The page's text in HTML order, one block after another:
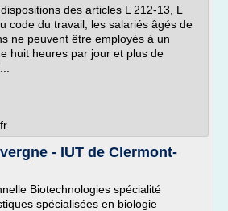
des articles L 212-13, L
code du travail, les salariés âgés de
ne peuvent être employés à un
huit heures par jour et plus de
- IUT de Clermont-
Biotechnologies spécialité
spécialisées en biologie